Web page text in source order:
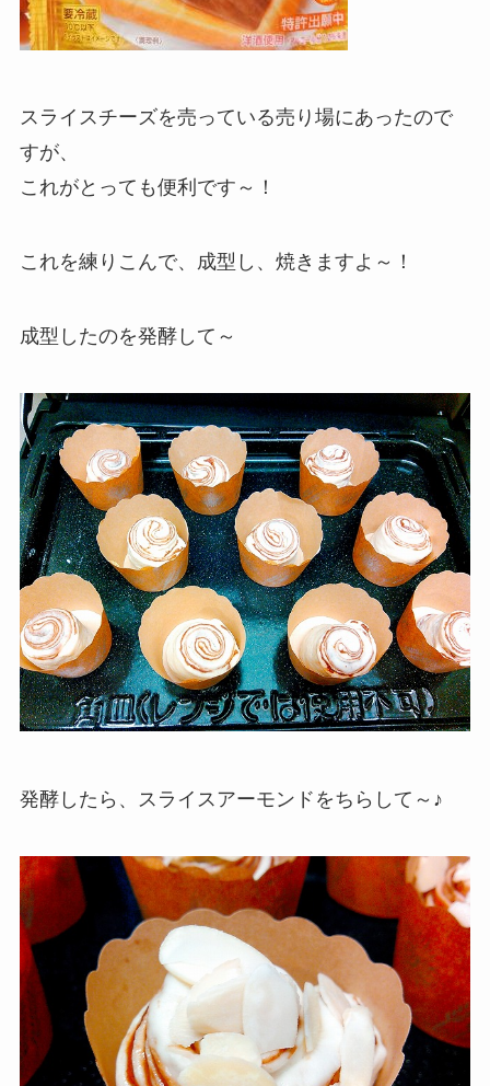
スライスチーズを売っている売り場にあったので
すが、
これがとっても便利です～！
これを練りこんで、成型し、焼きますよ～！
成型したのを発酵して～
発酵したら、スライスアーモンドをちらして～♪